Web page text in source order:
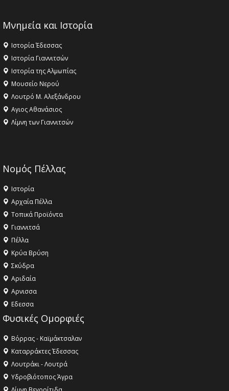
Μνημεία και Ιστορία
Ιστορία Έδεσσας
Ιστορία Γιαννιτσών
Ιστορία της Αλμωπίας
Μουσείο Νερού
Λουτρό Μ. Αλεξάνδρου
Αγιος Αθανάσιος
Λίμνη των Γιαννιτσών
Νομός Πέλλας
Ιστορία
Αρχαία Πέλλα
Τοπικά Προϊόντα
Γιαννιτσά
Πέλλα
Κρύα Βρύση
Σκύδρα
Αριδαία
Aρνισσα
Eδεσσα
Φυσικές Ομορφιές
Βόρρας - Καϊμάκτσαλαν
Καταρράκτες Έδεσσας
Λουτράκι - Λουτρά
Υδροβιότοπος Άγρα